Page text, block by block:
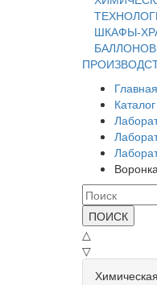
ШКАФЫ-
БАЛЛОНОВ
Главная
Каталог
ПОИСК
△
▽